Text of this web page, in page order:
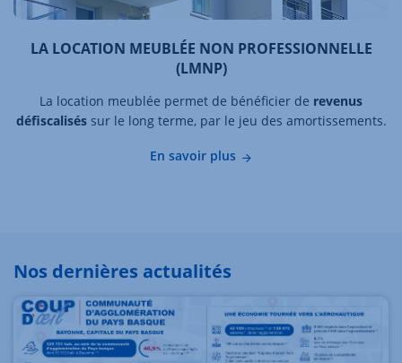
LA LOCATION MEUBLÉE NON PROFESSIONNELLE
(LMNP)
La location meublée permet de bénéficier de revenus
défiscaliséssur le long terme, par le jeu des amortissements.
En savoir plus
Nos dernières actualités